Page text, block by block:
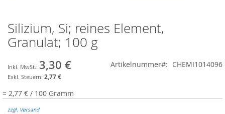
Zum
Anfang
der
springen
Silizium, Si; reines Element,
Granulat; 100 g
3,30 €
2,77 €
Artikelnummer CHEMI1014096
= 2,77 € / 100 Gramm
zzgl. Versand